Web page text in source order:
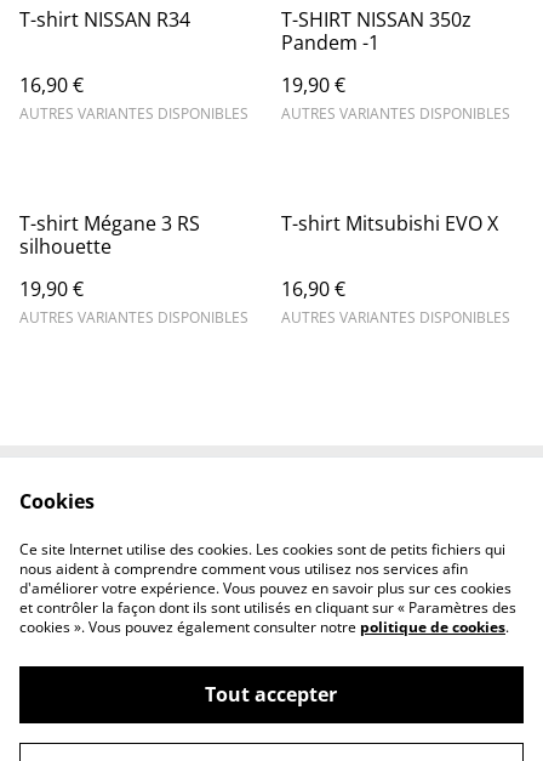
T-shirt NISSAN R34
16,90 €
AUTRES VARIANTES DISPONIBLES
T-SHIRT NISSAN 350z
Pandem -1
19,90 €
AUTRES VARIANTES DISPONIBLES
T-shirt Mégane 3 RS
silhouette
19,90 €
AUTRES VARIANTES DISPONIBLES
T-shirt Mitsubishi EVO X
16,90 €
AUTRES VARIANTES DISPONIBLES
Politique de
confidentialité
Politique des cookies
©2026Ghost factory
Cookies
Ce site Internet utilise des cookies. Les cookies sont de petits fichiers qui
nous aident à comprendre comment vous utilisez nos services afin
d'améliorer votre expérience. Vous pouvez en savoir plus sur ces cookies
et contrôler la façon dont ils sont utilisés en cliquant sur « Paramètres des
cookies ». Vous pouvez également consulter notre politique de cookies.
Tout accepter